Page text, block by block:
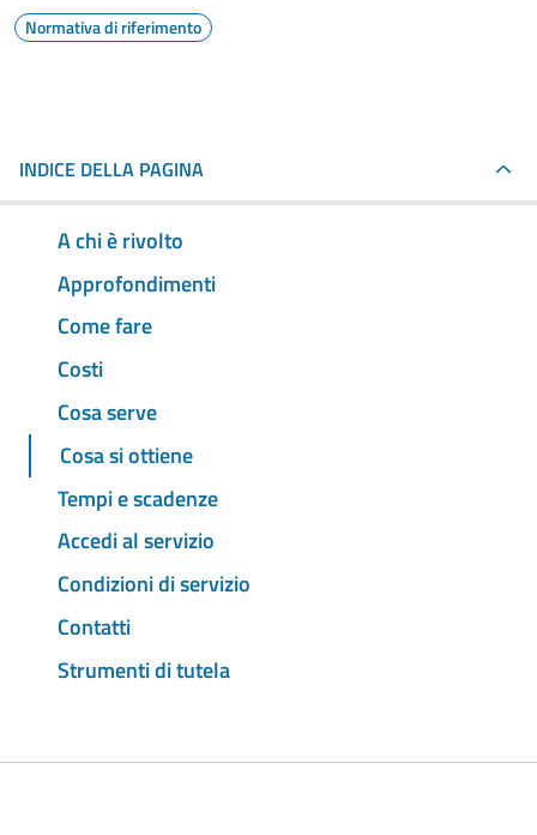
Normativa di riferimento
INDICE DELLA PAGINA
A chi è rivolto
Approfondimenti
Come fare
Costi
Cosa serve
Cosa si ottiene
Tempi e scadenze
Accedi al servizio
Condizioni di servizio
Contatti
Strumenti di tutela